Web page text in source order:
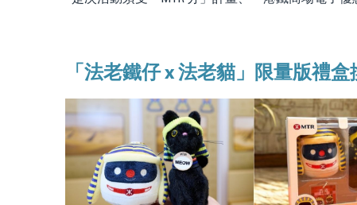
「法老鐵仔 x 法老貓」限量版禮